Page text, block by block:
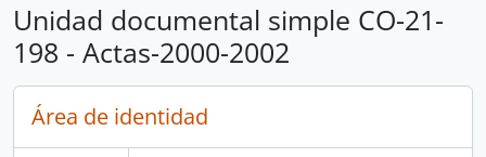
Unidad documental simple CO-21-
198 - Actas-2000-2002
Área de identidad